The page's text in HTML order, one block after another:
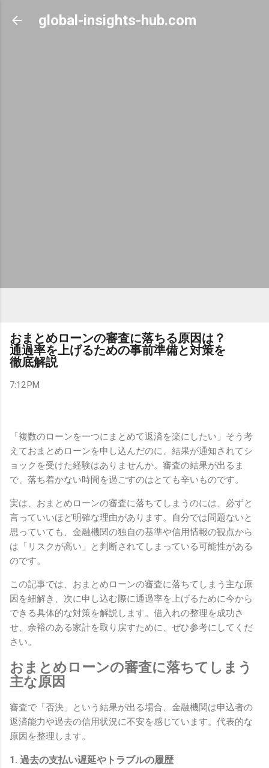
Skip to main content
global-insights-hub.com
おまとめローンの審査に落ちる原因は？
通過率を上げるための事前準備と対策を
徹底解説
7:12 PM
「複数のローンを一つにまとめて返済を楽にしたい」そう考
えておまとめローンを申し込んだのに、結果が通知されてシ
ョックを受けた経験はありませんか。審査の結果が出るま
で、落ち着かない時間を過ごすのはとても辛いものです。
実は、おまとめローンの審査に落ちてしまうのには、必ずと
言っていいほど明確な理由があります。自分では問題ないと
思っていても、金融機関の独自の基準や信用情報の観点から
は「リスクが高い」と判断されてしまっている可能性がある
のです。
この記事では、おまとめローンの審査に落ちてしまう主な原
因を紐解き、次に申し込む際に通過率を上げるために今から
できる具体的な対策を解説します。借入れの整理を成功さ
せ、余裕のある家計を取り戻すために、ぜひ参考にしてくだ
さい。
おまとめローンの審査に落ちてしまう
主な原因
審査で「否決」という結果が出る場合、金融機関は申込者の
返済能力や過去の信用状況に不安を感じています。代表的な
原因を整理します。
1. 過去の支払い遅延やトラブルの履歴